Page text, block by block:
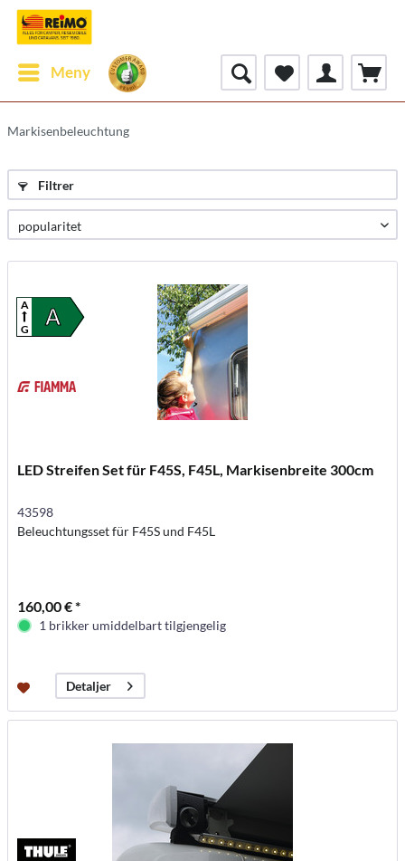
Meny
Markisenbeleuchtung
Filtrer
A
A
G
LED Streifen Set für F45S, F45L, Markisenbreite 300cm
43598
Beleuchtungsset für F45S und F45L
160,00 € *
1 brikker umiddelbart tilgjengelig
Detaljer